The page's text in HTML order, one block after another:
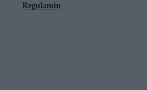
Regulamin